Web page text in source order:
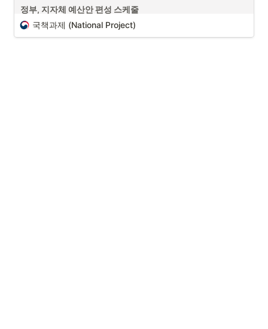
6 문제 해결 및 분석 능력
7 고객 중심 사고 사용자 경험
이해하는 것이 중요한 부분 중에 하나입니다. 그 중에서 생명체들과 연관
다. 측정 기준에 따라 데이터의 결과가 달라질 수 있기 때문입니다. 정확
한 데이터 수집과 통계 분석 (정규 분포) 활용은 매우 중요한 역량 중에
정부, 지자체 예산안 편성 스케줄
국책과제 (National Project)